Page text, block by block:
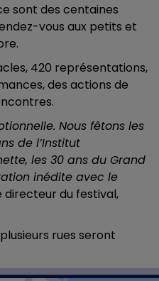
sont des centaines
vous aux petits et
420 représentations,
des actions de
Nous fêtons les
de l’Institut
les 30 ans du Grand
inédite avec le
directeur du festival,
rues seront